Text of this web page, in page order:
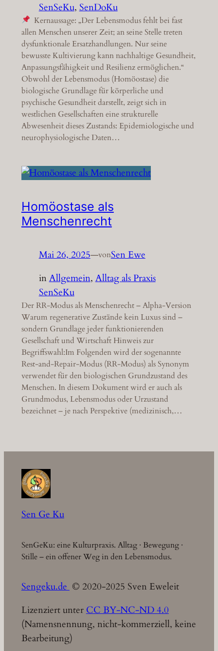
SenSeKu, SenDoKu
Kernaussage: „Der Lebensmodus fehlt bei fast
allen Menschen unserer Zeit; an seine Stelle treten
dysfunktionale Ersatzhandlungen. Nur seine
bewusste Kultivierung kann nachhaltige Gesundheit,
Anpassungsfähigkeit und Resilienz ermöglichen.“
Obwohl der Lebensmodus (Homöostase) die
biologische Grundlage für körperliche und
psychische Gesundheit darstellt, zeigt sich in
westlichen Gesellschaften eine strukturelle
Abwesenheit dieses Zustands: Epidemiologische und
neurophysiologische Daten…
Homöostase als
Menschenrecht
Mai 26, 2025—vonSen Ewe
inAllgemein, Alltag als Praxis
SenSeKu
Der RR-Modus als Menschenrecht – Alpha-Version
Warum regenerative Zustände kein Luxus sind –
sondern Grundlage jeder funktionierenden
Gesellschaft und Wirtschaft Hinweis zur
Begriffswahl:Im Folgenden wird der sogenannte
Rest-and-Repair-Modus (RR-Modus) als Synonym
verwendet für den biologischen Grundzustand des
Menschen. In diesem Dokument wird er auch als
Grundmodus, Lebensmodus oder Urzustand
bezeichnet – je nach Perspektive (medizinisch,…
Sen Ge Ku
SenGeKu: eine Kulturpraxis. Alltag · Bewegung ·
Stille – ein offener Weg in den Lebensmodus.
Sengeku.de © 2020-2025 Sven Eweleit
Lizenziert unter CC BY-NC-ND 4.0
(Namensnennung, nicht-kommerziell, keine
Bearbeitung)